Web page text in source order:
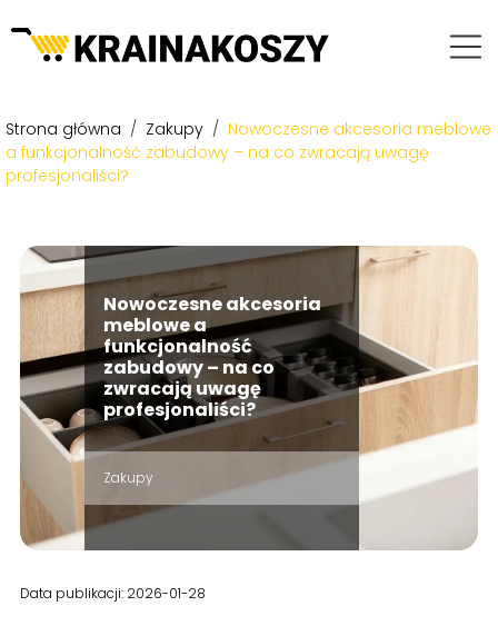
Strona główna / Zakupy / Nowoczesne akcesoria meblowe
a funkcjonalność zabudowy – na co zwracają uwagę
profesjonaliści?
Nowoczesne akcesoria
meblowe a
funkcjonalność
zabudowy – na co
zwracają uwagę
profesjonaliści?
Zakupy
Data publikacji: 2026-01-28